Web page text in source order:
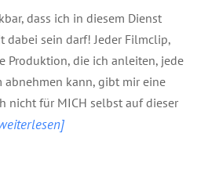
dass ich in diesem Dienst
dabei sein darf! Jeder Filmclip,
Produktion, die ich anleiten, jede
abnehmen kann, gibt mir eine
nicht für MICH selbst aufdieser